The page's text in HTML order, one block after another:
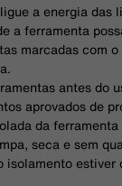
a energia
a ferramenta
marcadas com
antes do
aprovados de
da
seca e sem
isolamento